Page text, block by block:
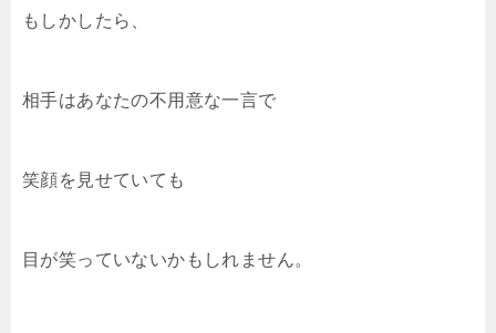
もしかしたら、
相手はあなたの不用意な一言で
笑顔を見せていても
目が笑っていないかもしれません。